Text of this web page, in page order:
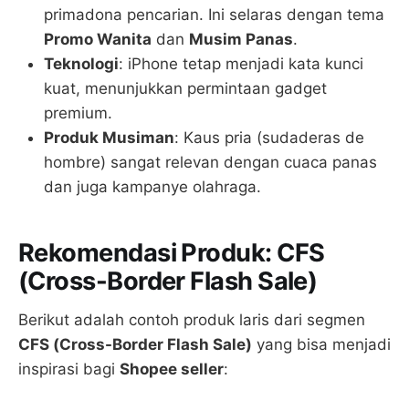
primadona pencarian. Ini selaras dengan tema
Promo Wanita dan Musim Panas.
Teknologi: iPhone tetap menjadi kata kunci
kuat, menunjukkan permintaan gadget
premium.
Produk Musiman: Kaus pria (sudaderas de
hombre) sangat relevan dengan cuaca panas
dan juga kampanye olahraga.
Rekomendasi Produk: CFS
(Cross-Border Flash Sale)
Berikut adalah contoh produk laris dari segmen
CFS (Cross-Border Flash Sale) yang bisa menjadi
inspirasi bagi Shopee seller: